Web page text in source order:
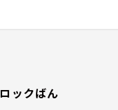
ックばん